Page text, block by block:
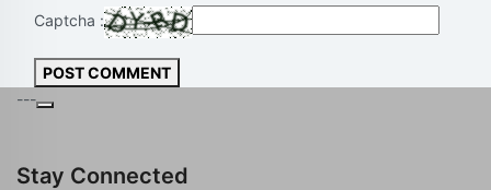
Captcha :
POST COMMENT
---
Stay Connected